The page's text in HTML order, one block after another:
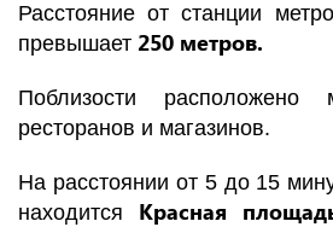
Расстояние от станции
превышает 250 метров.
Поблизости расположено
ресторанов и магазинов.
На расстоянии от 5 до 15
находится Красная